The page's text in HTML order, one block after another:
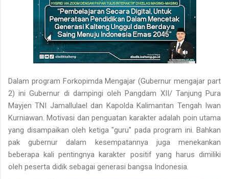
Dalam program Forkopimda Mengajar (Gubernur mengajar part
2) ini Gubernur di dampingi oleh Pangdam XII/ Tanjung Pura
Mayjen TNI Jamallulael dan Kapolda Kalimantan Tengah Iwan
Kurniawan. Motivasi dan penguatan karakter adalah poin utama
yang disampaikan oleh ketiga "guru" pada program ini. Bahkan
pak gubernur dalam kesempatannya juga menekankan
beberapa kali pentingnya karakter positif yang harus dimiliki
oleh peserta didik sebagai generasi bangsa Indonesia.